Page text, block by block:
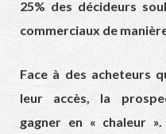
25% des décideurs
commerciaux de
Face à des acheteurs
leur accès, la
gagner en « chaleur